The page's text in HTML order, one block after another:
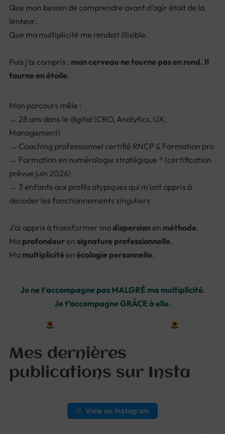
Que mon besoin de comprendre avant d’agir était de la
lenteur.
Que ma multiplicité me rendait illisible.
Puis j’ai compris : mon cerveau ne tourne pas en rond. Il
tourne en étoile.
Mon parcours mêle :
→ 28 ans dans le digital (CRO, Analytics, UX,
Management)
→ Coaching professionnel certifié RNCP & Formation pro
→ Formation en numérologie stratégique ® (certification
prévue juin 2026)
→ 3 enfants aux profils atypiques qui m’ont appris à
décoder les fonctionnements singuliers
J’ai appris à transformer madispersion en méthode.
Ma profondeur en signature professionnelle.
Ma multiplicité en écologie personnelle.
Je ne t’accompagne pas MALGRÉ ma multiplicité.
Je t’accompagne GRÂCE à elle.
Mes dernières
publications sur Insta
View on Instagram